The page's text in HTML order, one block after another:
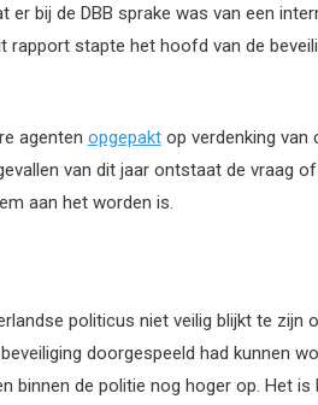
er bij de DBB sprake was van een
rapport stapte het hoofd van de
agenten opgepaktop verdenking van
van dit jaar ontstaat de vraag
aan het worden is.
politicus niet veilig blijkt te zijn
doorgespeeld had kunnen
binnen de politie nog hoger op. Het